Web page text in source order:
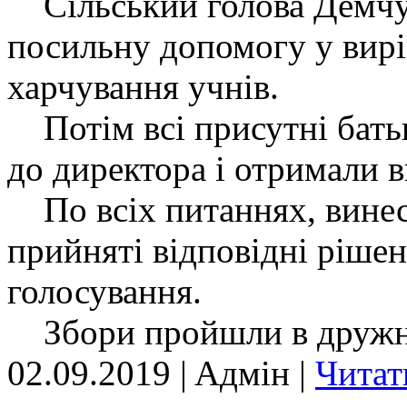
посильну допомогу у
харчування учнів.
Потім всі присутні
до директора і отримали
По всіх питаннях,
прийняті відповідні
голосування.
Збори пройшли в
02.09.2019 | Aдмін |